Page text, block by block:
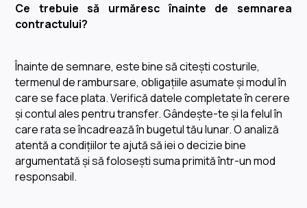
Ce trebuie să urmăresc înainte de semnarea
contractului?
Înainte de semnare, este bine să citești costurile,
termenul de rambursare, obligațiile asumate și modul în
care se face plata. Verifică datele completate în cerere
și contul ales pentru transfer. Gândește-te și la felul în
care rata se încadrează în bugetul tău lunar. O analiză
atentă a condițiilor te ajută să iei o decizie bine
argumentată și să folosești suma primită într-un mod
responsabil.